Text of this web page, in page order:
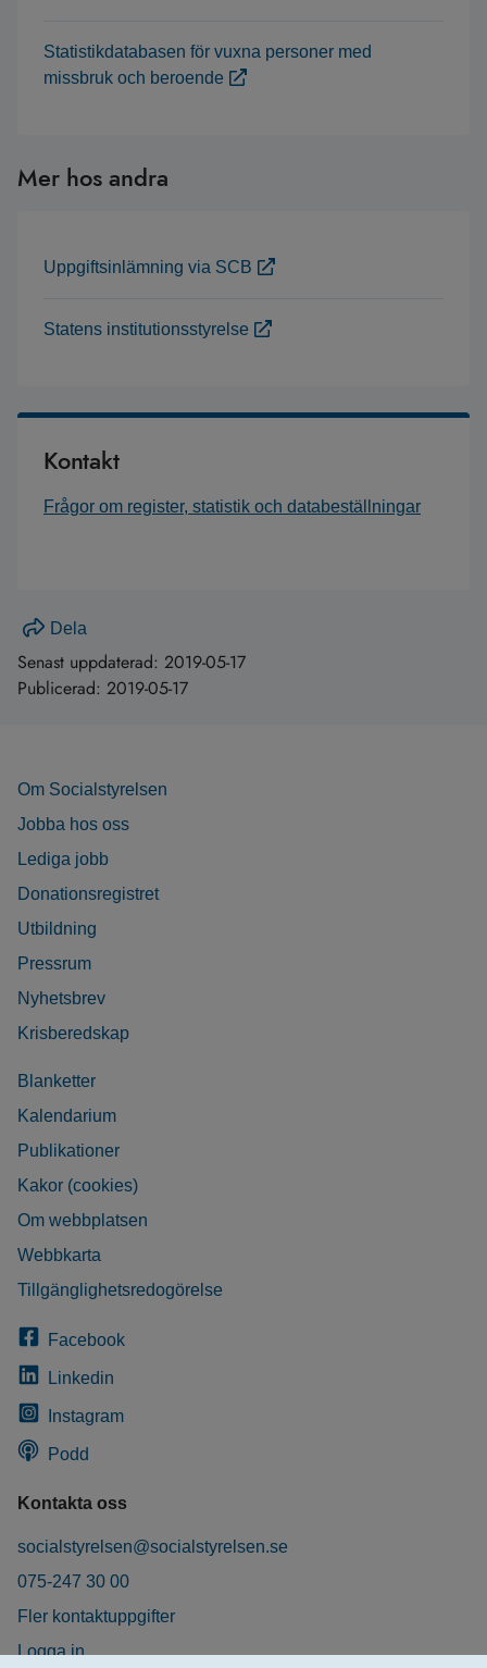
Statistikdatabasen för vuxna personer med
missbruk och beroende
Mer hos andra
Uppgiftsinlämning via SCB
Statens institutionsstyrelse
Kontakt
Frågor om register, statistik och databeställningar
Dela
Senast uppdaterad: 2019-05-17
Publicerad: 2019-05-17
Om Socialstyrelsen
Jobba hos oss
Lediga jobb
Donationsregistret
Utbildning
Pressrum
Nyhetsbrev
Krisberedskap
Blanketter
Kalendarium
Publikationer
Kakor (cookies)
Om webbplatsen
Webbkarta
Tillgänglighetsredogörelse
Facebook
Linkedin
Instagram
Podd
Kontakta oss
socialstyrelsen@socialstyrelsen.se
075-247 30 00
Fler kontaktuppgifter
Logga in